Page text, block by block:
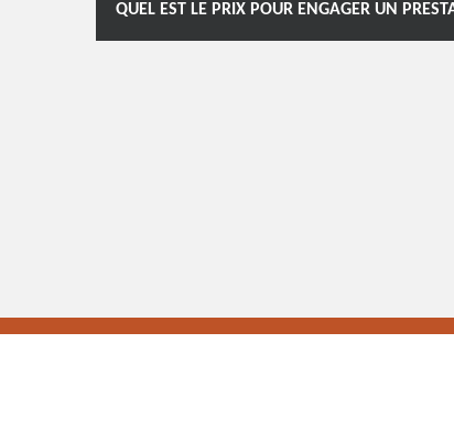
QUEL EST LE PRIX POUR ENGAGER UN